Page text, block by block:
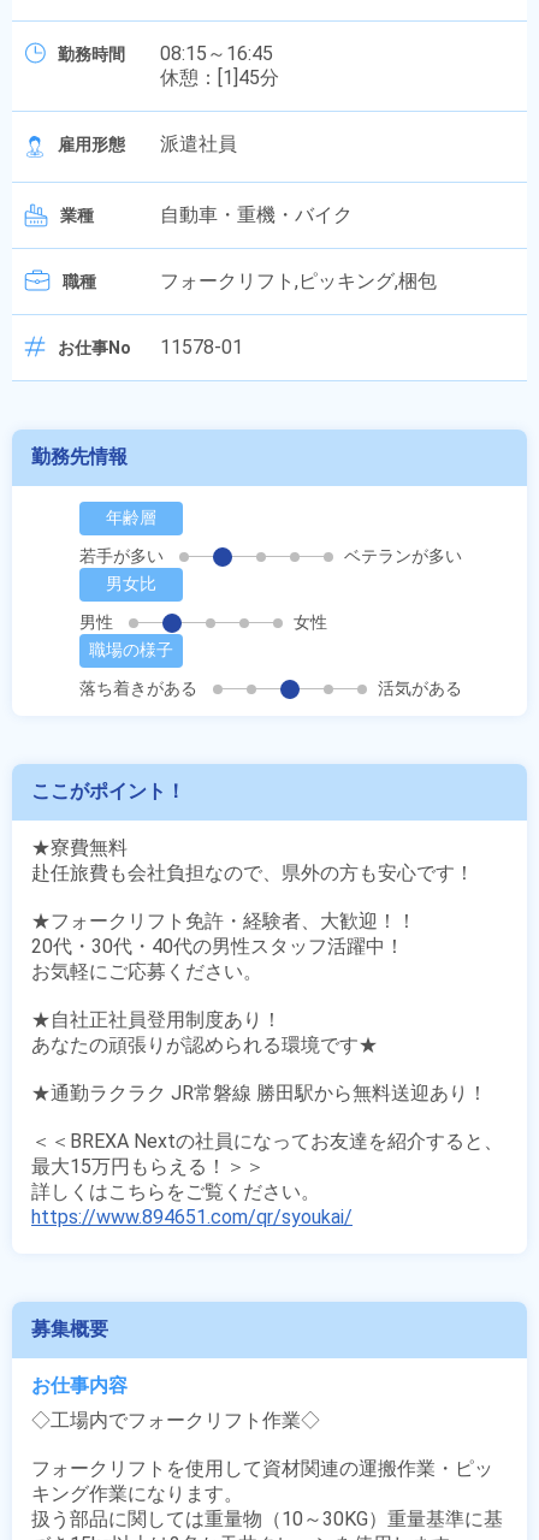
勤務時間
08:15～16:45
休憩：[1]45分
雇用形態 派遣社員
業種 自動車・重機・バイク
職種 フォークリフト,ピッキング,梱包
お仕事No 11578-01
勤務先情報
年齢層
若手が多い
ベテランが多い
男女比
男性
女性
職場の様子
落ち着きがある
活気がある
ここがポイント！
★寮費無料
赴任旅費も会社負担なので、県外の方も安心です！
★フォークリフト免許・経験者、大歓迎！！
20代・30代・40代の男性スタッフ活躍中！
お気軽にご応募ください。
★自社正社員登用制度あり！
あなたの頑張りが認められる環境です★
★通勤ラクラク JR常磐線 勝田駅から無料送迎あり！
＜＜BREXA Nextの社員になってお友達を紹介すると、
最大15万円もらえる！＞＞
https://www.894651.com/qr/syoukai/
募集概要
お仕事内容
◇工場内でフォークリフト作業◇
フォークリフトを使用して資材関連の運搬作業・ピッ
キング作業になります。
扱う部品に関しては重量物（10～30KG）重量基準に基